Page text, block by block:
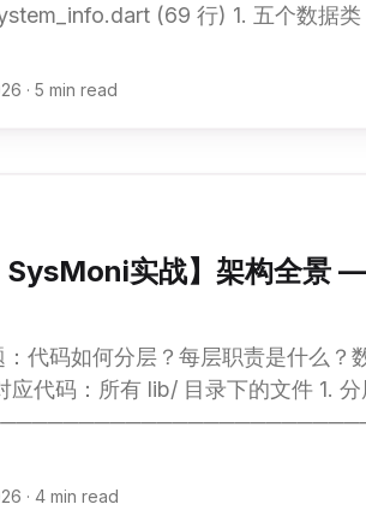
(69 行) 1. 五个数据类，一棵树 SystemInfo
数 · 5 min read
SysMoni实战】架构全景
代码如何分层？每层职责是什么？
码：所有 lib/ 目录下的文件 1. 分层架构图
· UsageGauge │ │ │
· 4 min read